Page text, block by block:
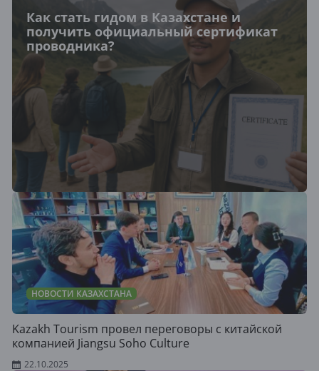
Как стать гидом в Казахстане и
получить официальный сертификат
проводника?
НОВОСТИ КАЗАХСТАНА
Kazakh Tourism провел переговоры с китайской
компанией Jiangsu Soho Culture
22.10.2025